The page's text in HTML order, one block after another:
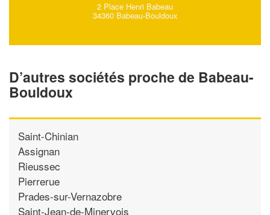
2 Place Henri Babeau
34360 Babeau-Bouldoux
D’autres sociétés proche de Babeau-
Bouldoux
Saint-Chinian
Assignan
Rieussec
Pierrerue
Prades-sur-Vernazobre
Saint-Jean-de-Minervois